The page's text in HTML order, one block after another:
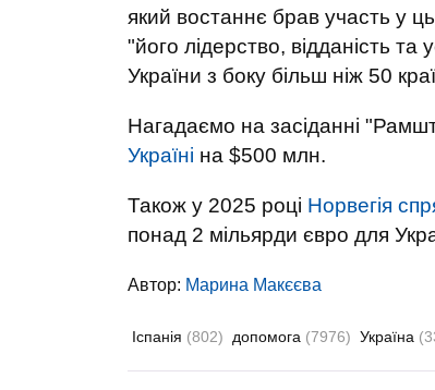
який востаннє брав участь у
"його лідерство, відданість та
України з боку більш ніж 50
Нагадаємо на засіданні
Україні на $500 млн.
Також у 2025 році Норвегія
понад 2 мільярди євро для
Автор: Марина Макєєва
Іспанія (802) допомога (7976) Україна